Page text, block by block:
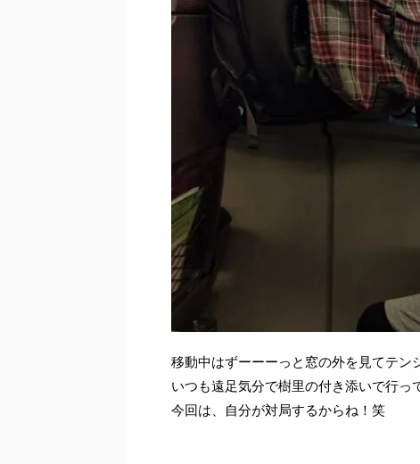
移動中はずーーーっと窓の外を見てテン
いつも遠足気分で樹里の付き添いで行っ
今回は、自分が対局するからね！笑